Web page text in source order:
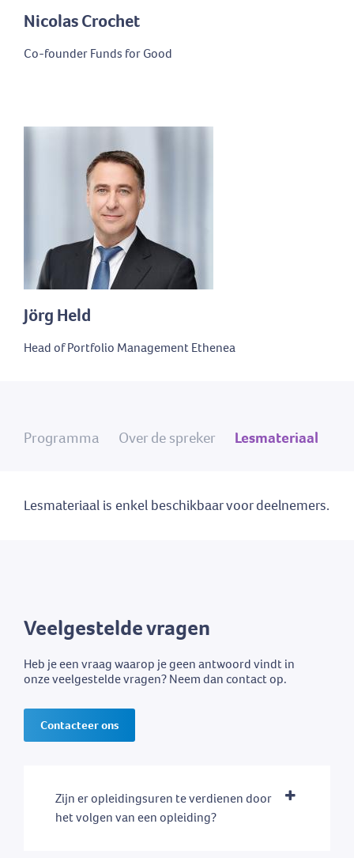
Nicolas Crochet
Co-founder Funds for Good
Jörg Held
Head of Portfolio Management Ethenea
Programma Over de spreker Lesmateriaal
Lesmateriaal is enkel beschikbaar voor deelnemers.
Veelgestelde vragen
Heb je een vraag waarop je geen antwoord vindt in
onze veelgestelde vragen? Neem dan contact op.
Contacteer ons
Zijn er opleidingsuren te verdienen door
het volgen van een opleiding?